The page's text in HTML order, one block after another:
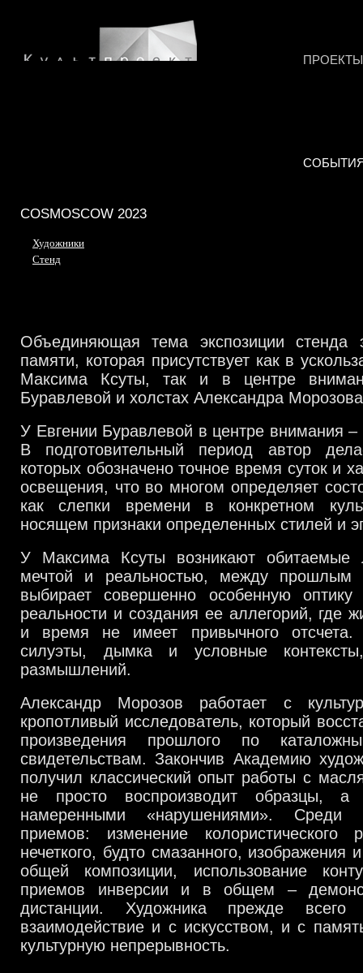
ПРОЕКТЫ
COSMOSCOW 2023
Художники
Стенд
Объединяющая тема экспозиции стенда
памяти, которая присутствует как в
Максима Ксуты, так и в центре
Буравлевой и холстах Александра
У Евгении Буравлевой в центре внимания –
В подготовительный период автор
которых обозначено точное время суток и
освещения, что во многом определяет
как слепки времени в конкретном
носящем признаки определенных стилей и
У Максима Ксуты возникают
мечтой и реальностью, между
выбирает совершенно особенную
реальности и создания ее аллегорий, где
и время не имеет привычного отсчета.
силуэты, дымка и условные
размышлений.
Александр Морозов работает с
кропотливый исследователь, который
произведения прошлого по
свидетельствам. Закончив Академию
получил классический опыт работы с
не просто воспроизводит образцы,
намеренными «нарушениями». Среди
приемов: изменение колористического
нечеткого, будто смазанного, изображения
общей композиции, использование
приемов инверсии и в общем –
дистанции. Художника прежде всего
взаимодействие и с искусством, и с
культурную непрерывность.